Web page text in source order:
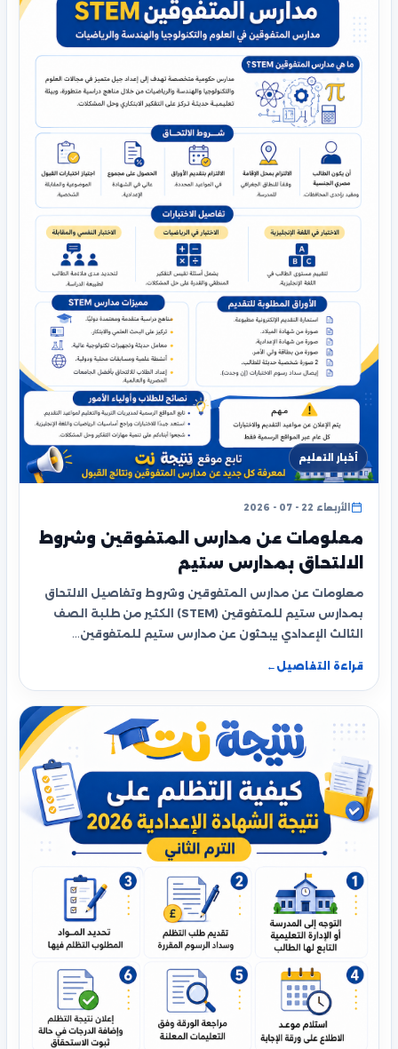
أخبار التعليم
الأربعاء 22 - 07 - 2026
معلومات عن مدارس المتفوقين وشروط
الالتحاق بمدارس ستيم
معلومات عن مدارس المتفوقين وشروط وتفاصيل الالتحاق
بمدارس ستيم للمتفوقين (STEM) الكثير من طلبة الصف
الثالث الإعدادي يبحثون عن مدارس ستيم للمتفوقين…
قراءة التفاصيل ←